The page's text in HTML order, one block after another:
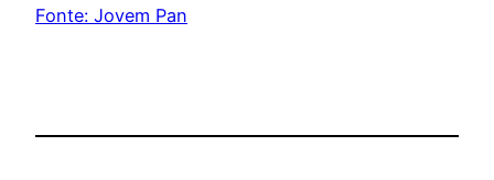
Fonte: Jovem Pan